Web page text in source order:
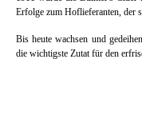
Erfolge zum Hoflieferanten, der
Bis heute wachsen und
die wichtigste Zutat für den